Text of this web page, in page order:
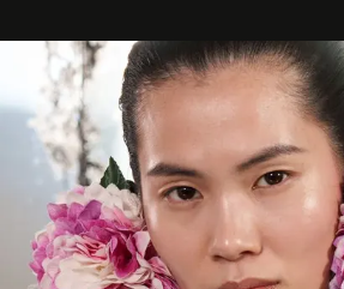
moment van verwondering.